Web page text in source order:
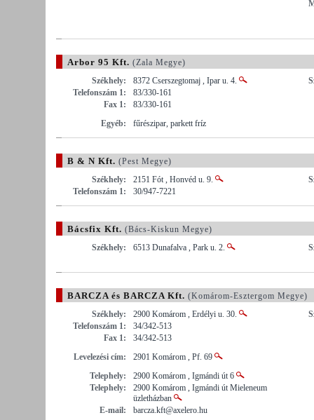
Arbor 95 Kft. (Zala Megye)
Székhely:
8372 Cserszegtomaj , Ipar u. 4.
Telefonszám 1:
83/330-161
Fax 1:
83/330-161
Egyéb:
fűrészipar, parkett fríz
B & N Kft. (Pest Megye)
Székhely:
2151 Fót , Honvéd u. 9.
Telefonszám 1:
30/947-7221
Bácsfix Kft. (Bács-Kiskun Megye)
Székhely:
6513 Dunafalva , Park u. 2.
BARCZA és BARCZA Kft. (Komárom-Esztergom Megye)
Székhely:
2900 Komárom , Erdélyi u. 30.
Telefonszám 1:
34/342-513
Fax 1:
34/342-513
Levelezési cím:
2901 Komárom , Pf. 69
Telephely:
2900 Komárom , Igmándi út 6
Telephely:
2900 Komárom , Igmándi út Mieleneum
üzletházban
E-mail:
barcza.kft@axelero.hu